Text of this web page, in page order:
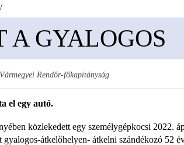
A GYALOGOS
Rendőr-főkapitányság
el egy autó.
közlekedett egy személygépkocsi 2022.
átkelőhelyen- átkelni szándékozó 52